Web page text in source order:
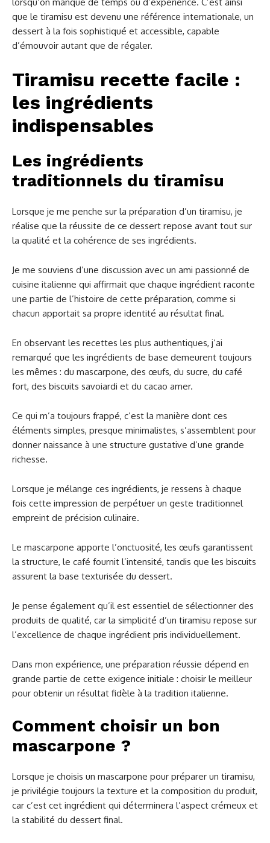
que le tiramisu est devenu une référence internationale, un
dessert à la fois sophistiqué et accessible, capable
d’émouvoir autant que de régaler.
Tiramisu recette facile :
les ingrédients
indispensables
Les ingrédients
traditionnels du tiramisu
Lorsque je me penche sur la préparation d’un tiramisu, je
réalise que la réussite de ce dessert repose avant tout sur
la qualité et la cohérence de ses ingrédients.
Je me souviens d’une discussion avec un ami passionné de
cuisine italienne qui affirmait que chaque ingrédient raconte
une partie de l’histoire de cette préparation, comme si
chacun apportait sa propre identité au résultat final.
En observant les recettes les plus authentiques, j’ai
remarqué que les ingrédients de base demeurent toujours
les mêmes : du mascarpone, des œufs, du sucre, du café
fort, des biscuits savoiardi et du cacao amer.
Ce qui m’a toujours frappé, c’est la manière dont ces
éléments simples, presque minimalistes, s’assemblent pour
donner naissance à une structure gustative d’une grande
richesse.
Lorsque je mélange ces ingrédients, je ressens à chaque
fois cette impression de perpétuer un geste traditionnel
empreint de précision culinaire.
Le mascarpone apporte l’onctuosité, les œufs garantissent
la structure, le café fournit l’intensité, tandis que les biscuits
assurent la base texturisée du dessert.
Je pense également qu’il est essentiel de sélectionner des
produits de qualité, car la simplicité d’un tiramisu repose sur
l’excellence de chaque ingrédient pris individuellement.
Dans mon expérience, une préparation réussie dépend en
grande partie de cette exigence initiale : choisir le meilleur
pour obtenir un résultat fidèle à la tradition italienne.
Comment choisir un bon
mascarpone ?
Lorsque je choisis un mascarpone pour préparer un tiramisu,
je privilégie toujours la texture et la composition du produit,
car c’est cet ingrédient qui déterminera l’aspect crémeux et
la stabilité du dessert final.